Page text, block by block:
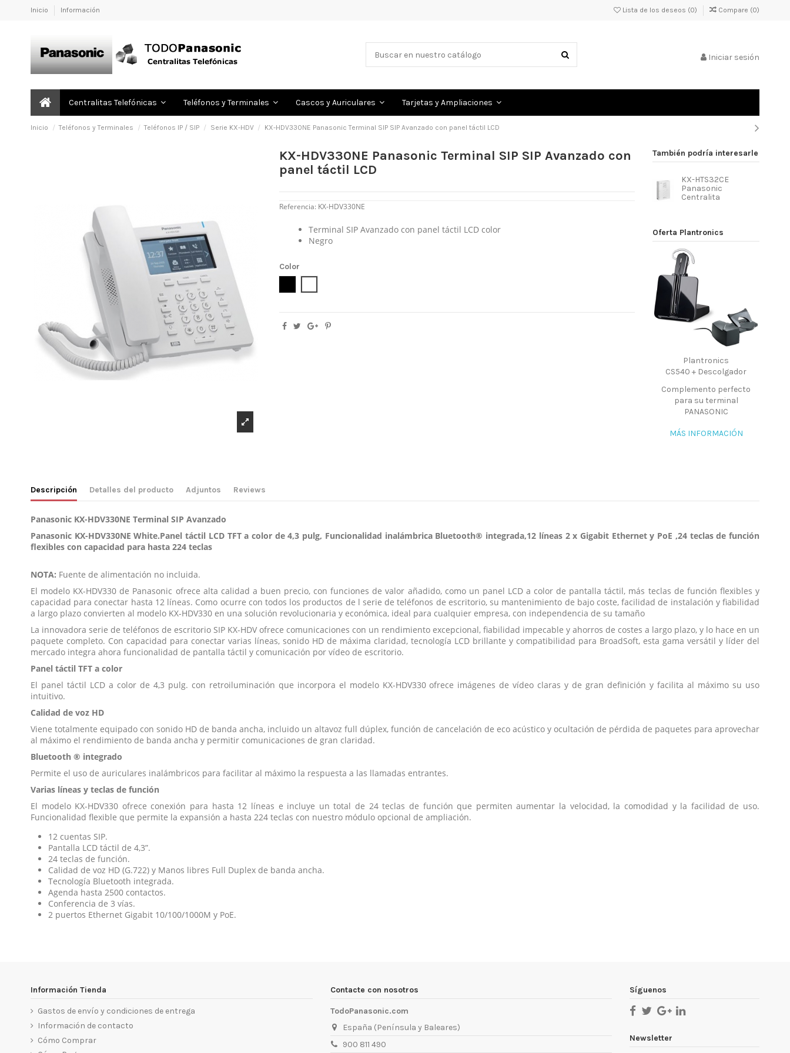
Inicio Información Lista de los deseos (0) Compare (0)
Iniciar sesión
Centralitas Telefónicas Teléfonos y Terminales Cascos y Auriculares Tarjetas y Ampliaciones
Inicio Teléfonos y Terminales Teléfonos IP / SIP Serie KX-HDV KX-HDV330NE Panasonic Terminal SIP SIP Avanzado con panel táctil LCD
KX-HDV330NE Panasonic Terminal SIP SIP Avanzado con
panel táctil LCD
Referencia: KX-HDV330NE
Terminal SIP Avanzado con panel táctil LCD color
Negro
Color
También podría interesarle
KX-HTS32CE
Panasonic
Centralita
Oferta Plantronics
Plantronics
CS540 + Descolgador
Complemento perfecto
para su terminal
PANASONIC
MÁS INFORMACIÓN
Descripción Detalles del producto Adjuntos Reviews
Panasonic KX-HDV330NE Terminal SIP Avanzado
Panasonic KX-HDV330NE White.Panel táctil LCD TFT a color de 4,3 pulg, Funcionalidad inalámbrica Bluetooth® integrada,12 líneas 2 x Gigabit Ethernet y PoE ,24 teclas de función
flexibles con capacidad para hasta 224 teclas
NOTA: Fuente de alimentación no incluida.
El modelo KX-HDV330 de Panasonic ofrece alta calidad a buen precio, con funciones de valor añadido, como un panel LCD a color de pantalla táctil, más teclas de función flexibles y
capacidad para conectar hasta 12 líneas. Como ocurre con todos los productos de l serie de teléfonos de escritorio, su mantenimiento de bajo coste, facilidad de instalación y fiabilidad
a largo plazo convierten al modelo KX-HDV330 en una solución revolucionaria y económica, ideal para cualquier empresa, con independencia de su tamaño
La innovadora serie de teléfonos de escritorio SIP KX-HDV ofrece comunicaciones con un rendimiento excepcional, fiabilidad impecable y ahorros de costes a largo plazo, y lo hace en un
paquete completo. Con capacidad para conectar varias líneas, sonido HD de máxima claridad, tecnología LCD brillante y compatibilidad para BroadSoft, esta gama versátil y líder del
mercado integra ahora funcionalidad de pantalla táctil y comunicación por vídeo de escritorio.
Panel táctil TFT a color
El panel táctil LCD a color de 4,3 pulg. con retroiluminación que incorpora el modelo KX-HDV330 ofrece imágenes de vídeo claras y de gran definición y facilita al máximo su uso
intuitivo.
Calidad de voz HD
Viene totalmente equipado con sonido HD de banda ancha, incluido un altavoz full dúplex, función de cancelación de eco acústico y ocultación de pérdida de paquetes para aprovechar
al máximo el rendimiento de banda ancha y permitir comunicaciones de gran claridad.
Bluetooth ® integrado
Permite el uso de auriculares inalámbricos para facilitar al máximo la respuesta a las llamadas entrantes.
Varias líneas y teclas de función
El modelo KX-HDV330 ofrece conexión para hasta 12 líneas e incluye un total de 24 teclas de función que permiten aumentar la velocidad, la comodidad y la facilidad de uso.
Funcionalidad flexible que permite la expansión a hasta 224 teclas con nuestro módulo opcional de ampliación.
12 cuentas SIP.
Pantalla LCD táctil de 4,3”.
24 teclas de función.
Calidad de voz HD (G.722) y Manos libres Full Duplex de banda ancha.
Tecnología Bluetooth integrada.
Agenda hasta 2500 contactos.
Conferencia de 3 vías.
2 puertos Ethernet Gigabit 10/100/1000M y PoE.
Información Tienda
Gastos de envío y condiciones de entrega
Información de contacto
Cómo Comprar
Contacte con nosotros
TodoPanasonic.com
España (Península y Baleares)
900 811 490
Síguenos
Newsletter